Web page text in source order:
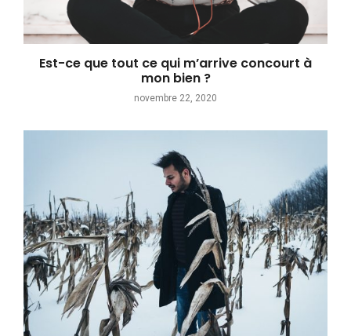
Est-ce que tout ce qui m’arrive concourt à
mon bien ?
novembre 22, 2020